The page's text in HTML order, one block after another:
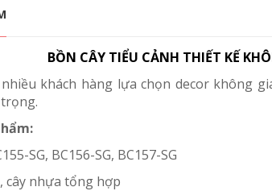
BỒN CÂY TIỂU CẢNH THIẾT KẾ
khách hàng lựa chọn decor không
SG, BC156-SG, BC157-SG
cây nhựa tổng hợp